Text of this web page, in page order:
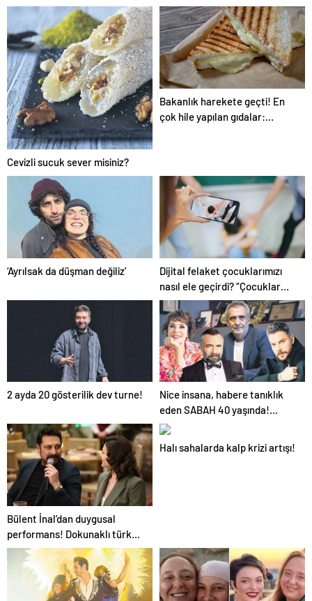
paylaşımıyla yürekleri sızlattı:
Dört duvar arasında
yaşıyorum
Cevizli sucuk sever misiniz?
Bakanlık harekete geçti! En
çok hile yapılan gıdalar:
‘Ayrılsak da düşman değiliz’
Dijital felaket çocuklarımızı
nasıl ele geçirdi? “Çocuklar
değil, biz suçluyuz!”
2 ayda 20 gösterilik dev turne!
Nice insana, habere tanıklık
eden SABAH 40 yaşında!
Sanat dünyasından alkış
Bülent İnal’dan duygusal
performans! Dokunaklı türkü
rekor kırdı… İşte o anlar!
Halı sahalarda kalp krizi artışı!